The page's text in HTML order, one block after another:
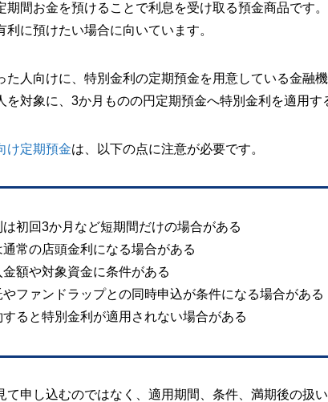
期間お金を預けることで利息を受け取る預金商品です
利に預けたい場合に向いています。
た人向けに、特別金利の定期預金を用意している金融
を対象に、3か月ものの円定期預金へ特別金利を適用す
け定期預金は、以下の点に注意が必要です。
初回3か月など短期間だけの場合がある
常の店頭金利になる場合がある
額や対象資金に条件がある
ファンドラップとの同時申込が条件になる場合がある
ると特別金利が適用されない場合がある
て申し込むのではなく、適用期間、条件、満期後の扱